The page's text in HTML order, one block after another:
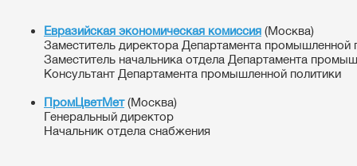
Евразийская экономическая комиссия (Москва)
Заместитель директора Департамента промышленной
Заместитель начальника отдела Департамента
Консультант Департамента промышленной политики
ПромЦветМет(Москва)
Генеральный директор
Начальник отдела снабжения